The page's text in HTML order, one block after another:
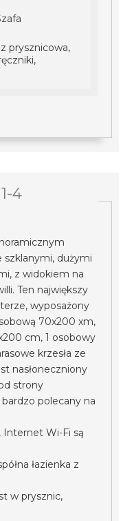
prysznicowa,
4
dużymi
z widokiem na
Ten największy
wyposażony
70x200 xm,
cm, 1 osobowy
krzesła ze
nasłoneczniony
strony
polecany na
Internet Wi-Fi są
łazienka z
w prysznic,